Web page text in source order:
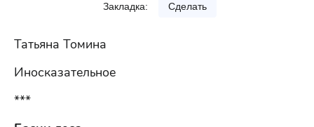
Закладка: Сделать
Татьяна Томина
Иносказательное
***